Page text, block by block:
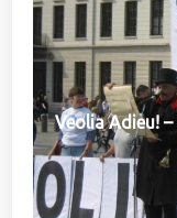
Veolia Adieu!